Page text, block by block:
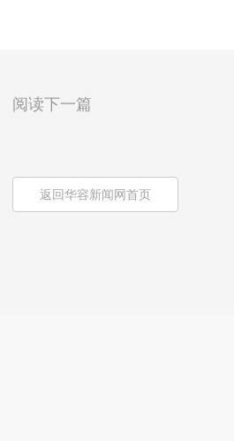
阅读下一篇
返回华容新闻网首页